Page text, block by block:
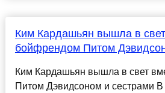
Ким Кардашьян вышла в
бойфрендом Питом
Ким Кардашьян вышла в свет
Питом Дэвидсоном и сестрами